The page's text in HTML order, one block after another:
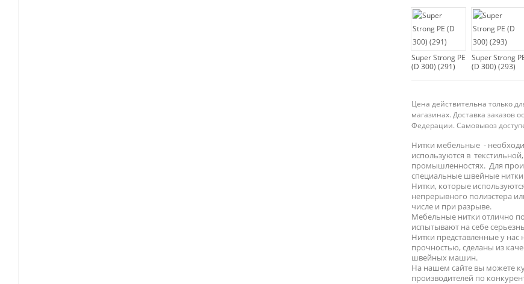
Super Strong PE
(D 300) (291)
Super Strong
(D 300) (293)
Цена действительна только
магазинах. Доставка заказов
Федерации. Самовывоз
Нитки мебельные -
используются в
промышленностях. Для
специальные швейные
Нитки, которые
непрерывного полиэстера
числе и при разрыве.
Мебельные нитки отлично
испытывают на себе
Нитки представленные у нас
прочностью, сделаны из
швейных машин.
На нашем сайте вы можете
производителей по